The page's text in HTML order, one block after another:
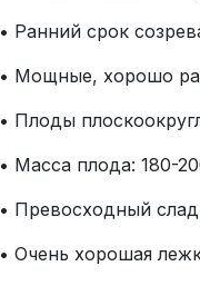
• Ранний срок
• Мощные, хорошо
• Плоды
• Масса плода: 180-
• Превосходный
• Очень хорошая